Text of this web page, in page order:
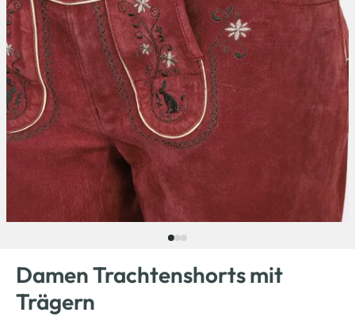
Damen Trachtenshorts mit
Trägern